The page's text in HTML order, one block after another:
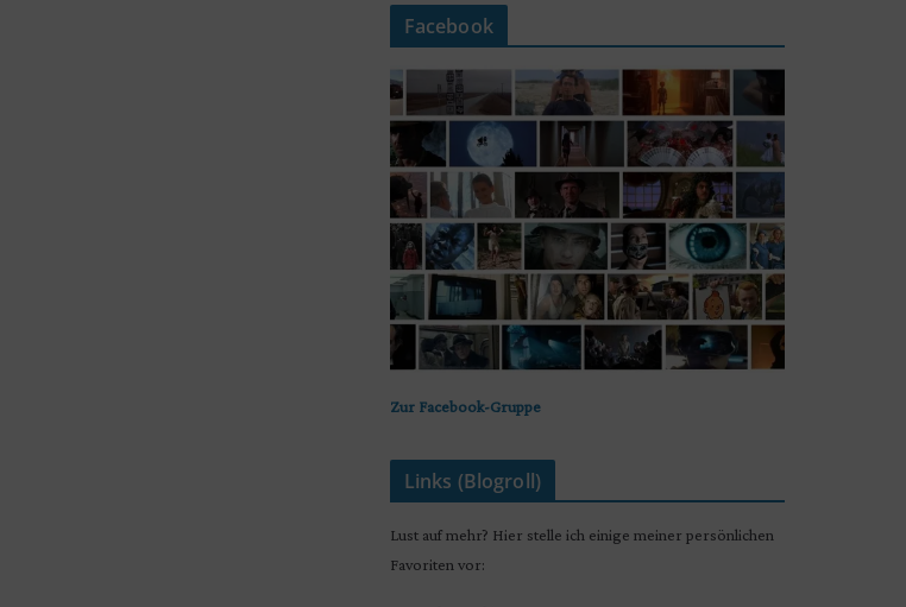
Facebook
Zur Facebook-Gruppe
Links (Blogroll)
Lust auf mehr? Hier stelle ich einige meiner persönlichen
Favoriten vor: